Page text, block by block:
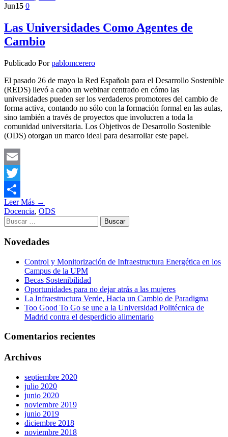
Jun15 0
Las Universidades Como Agentes de
Cambio
Publicado Porpablomcerero
El pasado 26 de mayo la Red Española para el Desarrollo Sostenible
(REDS) llevó a cabo un webinar centrado en cómo las
universidades pueden ser los verdaderos promotores del cambio de
forma activa, contando no sólo con la formación formal en las aulas,
sino también a través de proyectos que involucren a toda la
comunidad universitaria. Los Objetivos de Desarrollo Sostenible
(ODS) otorgan un marco ideal para desarrollar este papel.
Email
Twitter
Compartir
Leer Más →
Docencia, ODS
Novedades
Control y Monitorización de Infraestructura Energética en los
Campus de la UPM
Becas Sostenibilidad
Oportunidades para no dejar atrás a las mujeres
La Infraestructura Verde, Hacia un Cambio de Paradigma
Too Good To Go se une a la Universidad Politécnica de
Madrid contra el desperdicio alimentario
Comentarios recientes
Archivos
septiembre 2020
julio 2020
junio 2020
noviembre 2019
junio 2019
diciembre 2018
noviembre 2018